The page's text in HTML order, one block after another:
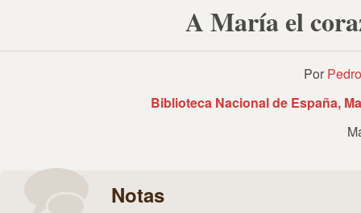
A María el
Por
Biblioteca Nacional de España,
Notas